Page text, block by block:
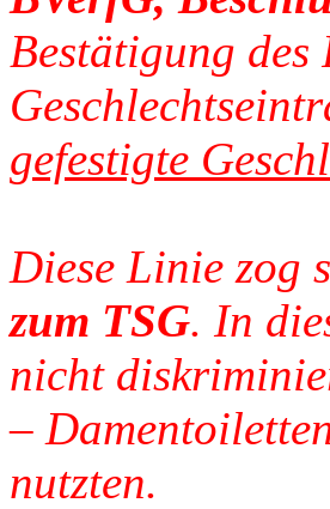
Bestätigung des
gefestigte
Diese Linie zog
zum TSG. In
nicht
–
nutzten.